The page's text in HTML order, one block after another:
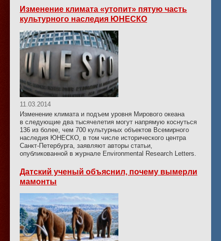
Изменение климата «утопит» пятую часть
культурного наследия ЮНЕСКО
11.03.2014
Изменение климата и подъем уровня Мирового океана
в следующие два тысячелетия могут напрямую коснуться
136 из более, чем 700 культурных объектов Всемирного
наследия ЮНЕСКО, в том числе исторического центра
Санкт-Петербурга, заявляют авторы статьи,
опубликованной в журнале Environmental Research Letters.
Датский ученый объяснил, почему вымерли
мамонты